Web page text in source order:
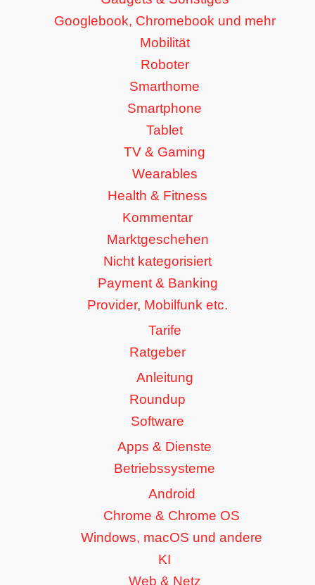
Googlebook, Chromebook und mehr
Mobilität
Roboter
Smarthome
Smartphone
Tablet
TV & Gaming
Wearables
Health & Fitness
Kommentar
Marktgeschehen
Nicht kategorisiert
Payment & Banking
Provider, Mobilfunk etc.
Tarife
Ratgeber
Anleitung
Roundup
Software
Apps & Dienste
Betriebssysteme
Android
Chrome & Chrome OS
Windows, macOS und andere
KI
Web & Netz